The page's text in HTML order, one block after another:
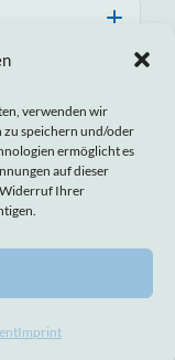
verwenden wir
zu speichern und/oder
ermöglicht es
auf dieser
Widerruf Ihrer
Imprint
Cookie-Richtlinie